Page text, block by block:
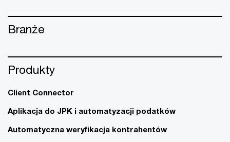
Branże
Produkty
Client Connector
Aplikacja do JPK i automatyzacji podatków
Automatyczna weryfikacja kontrahentów